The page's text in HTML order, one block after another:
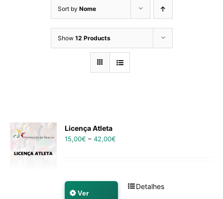
Sort by Nome
Show 12 Products
Licença Atleta
15,00€ –42,00€
Ver
Detalhes